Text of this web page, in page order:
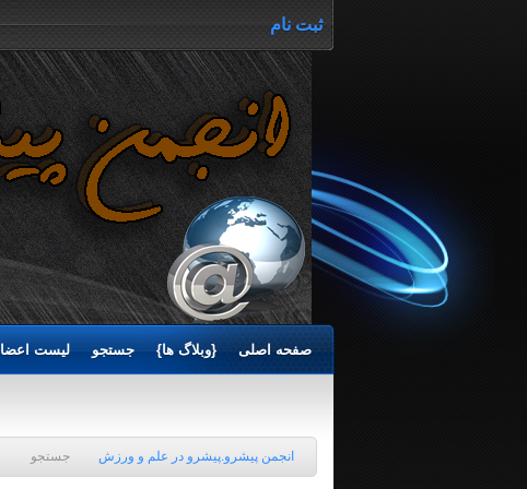
ثبت نام
صفحه اصلی {وبلاگ ها} جستجو لیست اعضا
انجمن پیشرو.پیشرو در علم و ورزش جستجو